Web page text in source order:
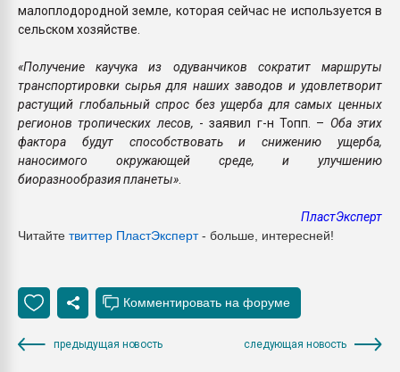
малоплодородной земле, которая сейчас не используется в
сельском хозяйстве.
«Получение каучука из одуванчиков сократит маршруты
транспортировки сырья для наших заводов и удовлетворит
растущий глобальный спрос без ущерба для самых ценных
регионов тропических лесов, - заявил г-н Топп. – Оба этих
фактора будут способствовать и снижению ущерба,
наносимого окружающей среде, и улучшению
биоразнообразия планеты»
ПластЭксперт
Читайте твиттер ПластЭксперт- больше, интересней!
предыдущая новость следующая новость